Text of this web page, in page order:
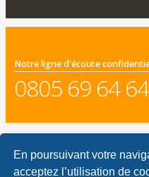
En poursuivant votre
acceptez l’utilisation de
Notre ligne d'écoute
0805 69 64 64
Accueil du forum